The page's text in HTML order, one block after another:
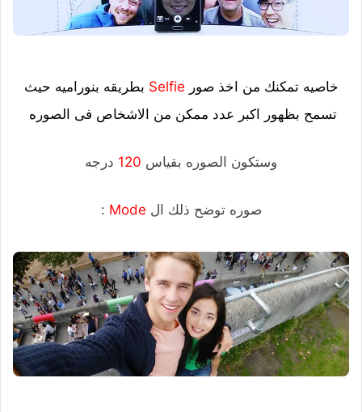
خاصيه تمكنك من اخذ صور Selfie بطريقه بنوراميه حيث
تسمح بظهور اكبر عدد ممكن من الاشخاص فى الصوره
وستكون الصوره بقياس 120 درجه
صوره توضح ذلك ال Mode
: